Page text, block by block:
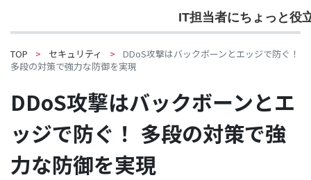
IT担当者にちょっと役
TOP セキュリティ
DDoS攻撃はバックボーンとエッジで防ぐ！
多段の対策で強力な防御を実現
DDoS攻撃はバックボーンとエ
ッジで防ぐ！ 多段の対策で強
力な防御を実現